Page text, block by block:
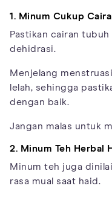
1. Minum Cukup
Pastikan cairan
dehidrasi.
Menjelang
lelah, sehingga
dengan baik.
Jangan malas untuk
2. Minum Teh Herbal
Minum teh juga
rasa mual saat haid.